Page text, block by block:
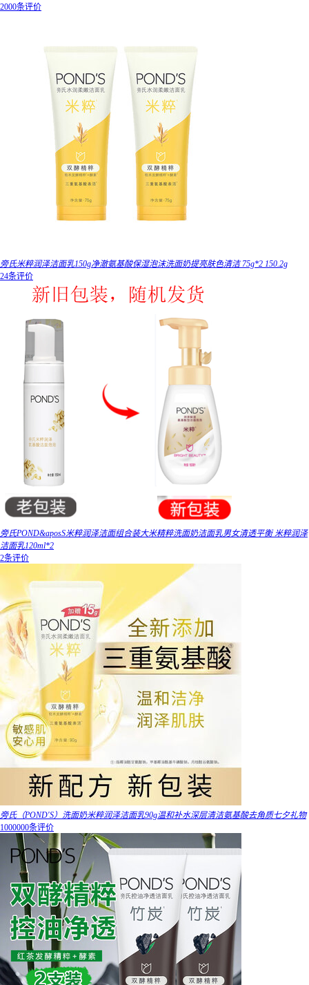
2000条评价
旁氏米粹润泽洁面乳150g净澈氨基酸保湿泡沫洗面奶提亮肤色清洁 75g*2 150.2g
24条评价
旁氏POND&aposS米粹润泽洁面组合装大米精粹洗面奶洁面乳男女清透平衡 米粹润泽
洁面乳120ml*2
2条评价
旁氏（POND'S）洗面奶米粹润泽洁面乳90g温和补水深层清洁氨基酸去角质七夕礼物
1000000条评价